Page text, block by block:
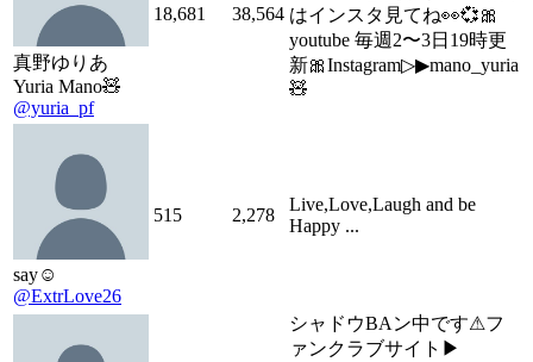
真野ゆりあ
Yuria Mano🧸
@yuria_pf
18,681 38,564 はインスタ見てね👀💞🎀
youtube 毎週2〜3日19時更
新🎀Instagram▷▶mano_yuria
🧸
say☺︎
@ExtrLove26
515 2,278
Live,Love,Laugh and be
Happy ...
シャドウBAン中です⚠︎フ
ァンクラブサイト▶︎